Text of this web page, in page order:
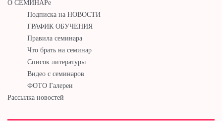
О СЕМИНАРе
Подписка на НОВОСТИ
ГРАФИК ОБУЧЕНИЯ
Правила семинара
Что брать на семинар
Список литературы
Видео с семинаров
ФОТО Галереи
Рассылка новостей